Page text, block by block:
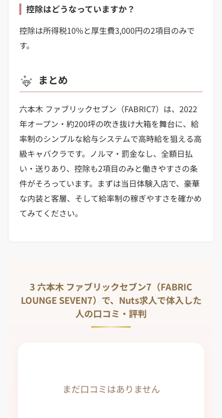
控除はどうなっていますか？
控除は所得税10%と厚生費3,000円の2項目のみで
す。
まとめ
六本木 ファブリックセブン（FABRIC7）は、2022
年オープン・約200坪の吹き抜け大箱を舞台に、給
率制のシンプルな給与システムで高時給を狙える高
級キャバクラです。ノルマ・罰金なし、全額日払
い・送りあり、控除も2項目のみと働きやすさの条
件がそろっています。まずは当日体験入店で、豪華
な内装と客層、そして給率制の稼ぎやすさを確かめ
てみてください。
3 六本木 ファブリックセブン7（FABRIC
LOUNGE SEVEN7）で、Nuts求人で体入した
人の口コミ・評判
まだ口コミはありません